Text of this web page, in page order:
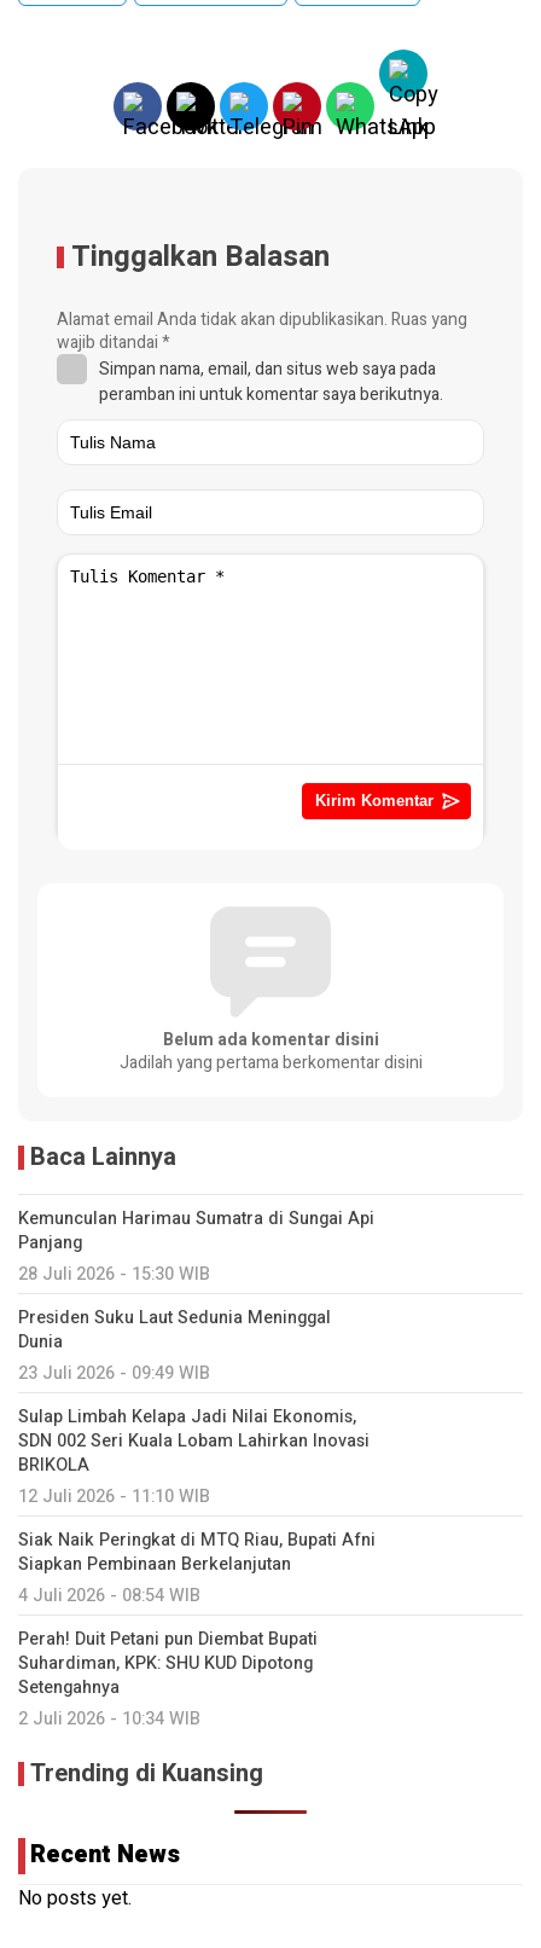
Tinggalkan Balasan
Alamat email Anda tidak akan dipublikasikan.Ruas yang
wajib ditandai*
Simpan nama, email, dan situs web saya pada
peramban ini untuk komentar saya berikutnya.
Belum ada komentar disini
Jadilah yang pertama berkomentar disini
Baca Lainnya
Kemunculan Harimau Sumatra di Sungai Api
Panjang
28 Juli 2026 - 15:30 WIB
Presiden Suku Laut Sedunia Meninggal
Dunia
23 Juli 2026 - 09:49 WIB
Sulap Limbah Kelapa Jadi Nilai Ekonomis,
SDN 002 Seri Kuala Lobam Lahirkan Inovasi
BRIKOLA
12 Juli 2026 - 11:10 WIB
Siak Naik Peringkat di MTQ Riau, Bupati Afni
Siapkan Pembinaan Berkelanjutan
4 Juli 2026 - 08:54 WIB
Perah! Duit Petani pun Diembat Bupati
Suhardiman, KPK: SHU KUD Dipotong
Setengahnya
2 Juli 2026 - 10:34 WIB
Trending di Kuansing
Recent News
No posts yet.